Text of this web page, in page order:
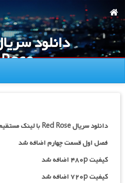
به
محتوای
اصلی
Rose
دانلود سریال Red Rose با لینک مستقیم
فصل اول قسمت چهارم اضافه شد
کیفیت ۴۸۰p اضافه شد
کیفیت ۷۲۰p
اضافه شد